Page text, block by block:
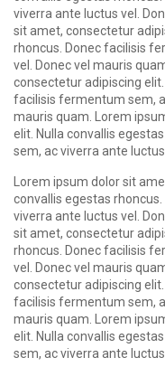
viverra ante luctus vel.
sit amet, consectetur
rhoncus. Donec facilisis
vel. Donec vel mauris
consectetur adipiscing
facilisis fermentum sem,
mauris quam. Lorem
elit. Nulla convallis
sem, ac viverra ante
Lorem ipsum dolor sit
convallis egestas
viverra ante luctus vel.
sit amet, consectetur
rhoncus. Donec facilisis
vel. Donec vel mauris
consectetur adipiscing
facilisis fermentum sem,
mauris quam. Lorem
elit. Nulla convallis
sem, ac viverra ante